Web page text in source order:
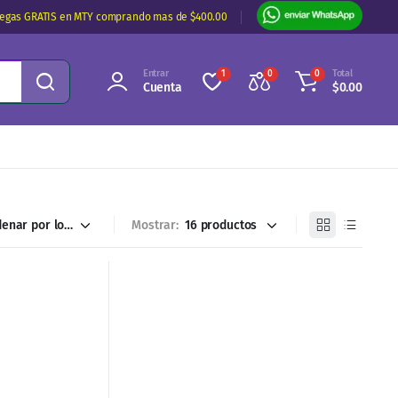
GRATIS en MTY comprando mas de $400.00
Entrar
Cuenta
1 0 0 Total
$0.00
Mostrar: